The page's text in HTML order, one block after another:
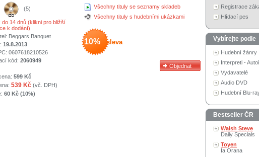
Všechny tituly se seznamy skladeb
Všechny tituly s hudebními ukázkami
10% sleva
(5)
do 14 dnů (klikni pro bližší
k dodání)
Beggars Banquet
19.8.2013
0607618210526
kód: 2060949
599 Kč
539 Kč (vč. DPH)
60 Kč (10%)
Registrace
Hlídací pes
Vybírejte podle
Hudební žánry
Interpreti -
Vydavatelé
Audio DVD
Hudební Blu-
Bestseller ČR
Walsh Steve
Daily Specials
Toyen
Ia Orana